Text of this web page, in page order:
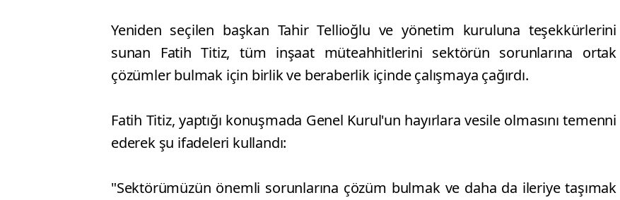
Yeniden seçilen başkan Tahir Tellioğlu ve yönetim kuruluna teşekkürlerini
sunan Fatih Titiz, tüm inşaat müteahhitlerini sektörün sorunlarına ortak
çözümler bulmak için birlik ve beraberlik içinde çalışmaya çağırdı.
Fatih Titiz, yaptığı konuşmada Genel Kurul'un hayırlara vesile olmasını temenni
ederek şu ifadeleri kullandı:
"Sektörümüzün önemli sorunlarına çözüm bulmak ve daha da ileriye taşımak